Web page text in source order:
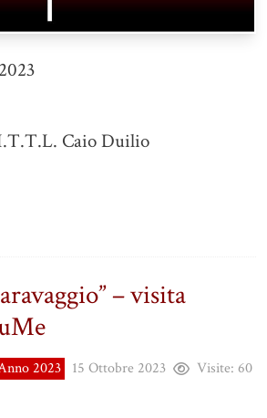
Caio Duilio
– visita
2023 15 Ottobre 2023 Visite: 60